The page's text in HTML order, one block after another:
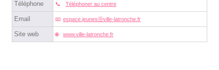
Téléphone Téléphoner au centre
Email espace.jeunesⓐville-latronche.fr
Site web www.ville-latronche.fr